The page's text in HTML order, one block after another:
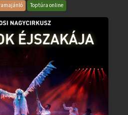
Toptúra online